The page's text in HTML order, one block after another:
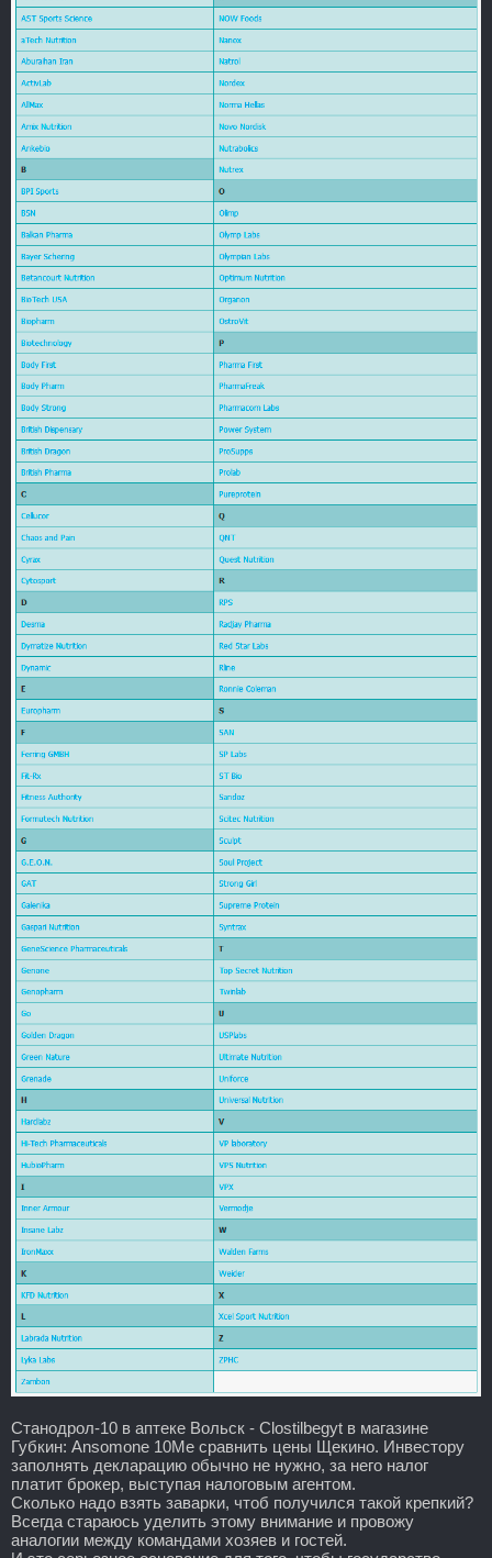
Станодрол-10 в аптеке Вольск - Clostilbegyt в магазине
Губкин: Ansomone 10Me сравнить цены Щекино. Инвестору
заполнять декларацию обычно не нужно, за него налог
платит брокер, выступая налоговым агентом.
Сколько надо взять заварки, чтоб получился такой крепкий?
Всегда стараюсь уделить этому внимание и провожу
аналогии между командами хозяев и гостей.